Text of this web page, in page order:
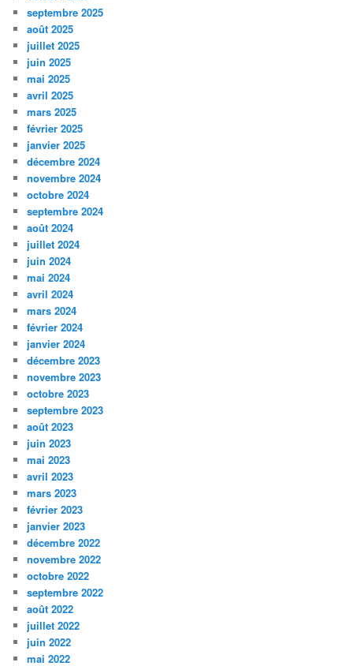
septembre 2025
août 2025
juillet 2025
juin 2025
mai 2025
avril 2025
mars 2025
février 2025
janvier 2025
décembre 2024
novembre 2024
octobre 2024
septembre 2024
août 2024
juillet 2024
juin 2024
mai 2024
avril 2024
mars 2024
février 2024
janvier 2024
décembre 2023
novembre 2023
octobre 2023
septembre 2023
août 2023
juin 2023
mai 2023
avril 2023
mars 2023
février 2023
janvier 2023
décembre 2022
novembre 2022
octobre 2022
septembre 2022
août 2022
juillet 2022
juin 2022
mai 2022